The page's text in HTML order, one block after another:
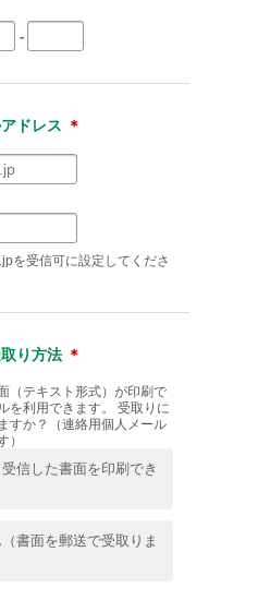
-
ドレス ＊
を受信可に設定してくださ
り方法 ＊
（テキスト形式）が印刷で
を利用できます。 受取りに
すか？（連絡用個人メール
）
信した書面を印刷でき
書面を郵送で受取りま